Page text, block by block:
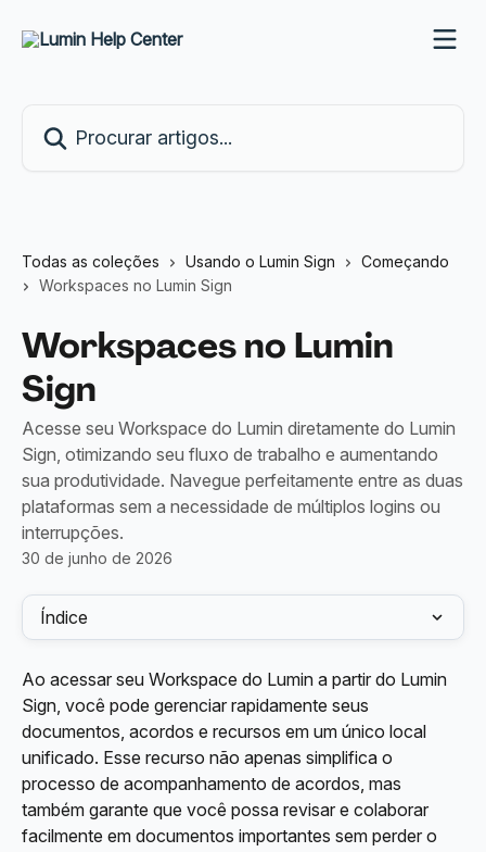
Todas as coleções Usando o Lumin Sign
Começando
Workspaces no Lumin Sign
Workspaces no Lumin
Sign
Acesse seu Workspace do Lumin diretamente do Lumin
Sign, otimizando seu fluxo de trabalho e aumentando
sua produtividade. Navegue perfeitamente entre as duas
plataformas sem a necessidade de múltiplos logins ou
interrupções.
30 de junho de 2026
Índice
Ao acessar seu Workspace do Lumin a partir do Lumin
Sign, você pode gerenciar rapidamente seus
documentos, acordos e recursos em um único local
unificado. Esse recurso não apenas simplifica o
processo de acompanhamento de acordos, mas
também garante que você possa revisar e colaborar
facilmente em documentos importantes sem perder o